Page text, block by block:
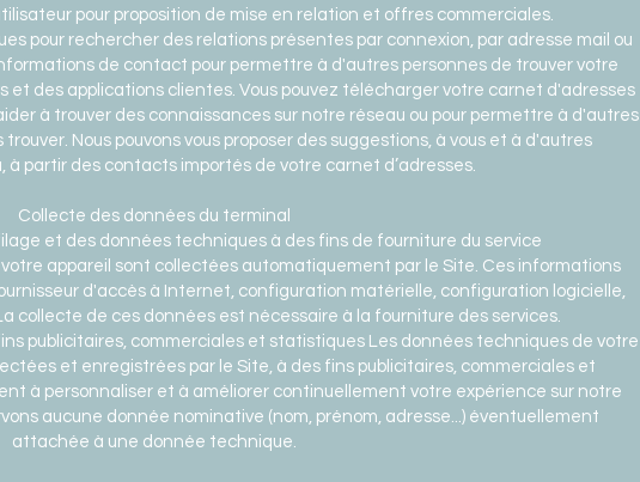
pour proposition de mise en relation et offres commerciales.
pour rechercher des relations présentes par connexion, par adresse mail ou
de contact pour permettre à d'autres personnes de trouver votre
et des applications clientes. Vous pouvez télécharger votre carnet d'adresses
à trouver des connaissances sur notre réseau ou pour permettre à d'autres
Nous pouvons vous proposer des suggestions, à vous et à d'autres
à partir des contacts importés de votre carnet d’adresses.
Collecte des données du terminal
et des données techniques à des fins de fourniture du service
appareil sont collectées automatiquement par le Site. Ces informations
d'accès à Internet, configuration matérielle, configuration logicielle,
collecte de ces données est nécessaire à la fourniture des services.
publicitaires, commerciales et statistiques Les données techniques de votre
et enregistrées par le Site, à des fins publicitaires, commerciales et
à personnaliser et à améliorer continuellement votre expérience sur notre
aucune donnée nominative (nom, prénom, adresse...) éventuellement
attachée à une donnée technique.